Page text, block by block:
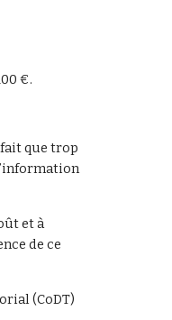
€.
que trop
et à
de ce
(CoDT)